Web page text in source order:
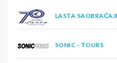
LASTA
SONIC - TOURS